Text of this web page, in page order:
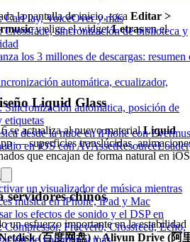
CarPlay, VoiceOver y más
Crossfade, sincronización de biblioteca y
los 3 millones de descargas: resumen
automática, ecualizador,
Sincronización automática, posición de
etiquetas
desde la nube en iPhone con
en iOS con AVAssetResourceLoader
un visualizador de música mientras
música en iPhone, iPad y Mac
los efectos de sonido y el DSP en
Compressor, Freeverb, Crossfeed, Echo,
de volumen y más
la pantalla de inicio, toca Editar >
y elige el widgetLetrasen el
Liquid Glass
se actualiza al nuevo materialLiquid
— superficies translúcidas,
que encajan de forma natural en
chinos
un esfuerzo importante en la estabilidad
(百度网盘)yAliyun Drive (阿